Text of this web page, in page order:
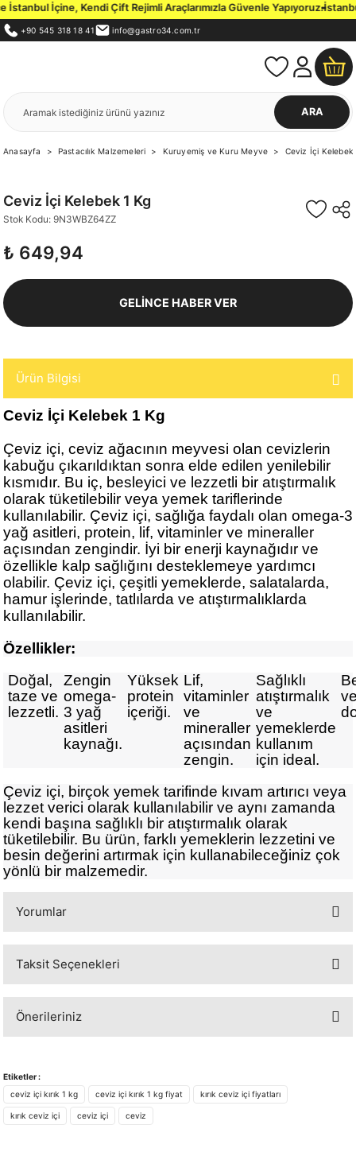
İçine, Kendi Çift Rejimli Araçlarımızla Güvenle Yapıyoruz.İstanbul
+90 545 318 18 41 info@gastro34.com.tr
ARA
Anasayfa Pastacılık Malzemeleri Kuruyemiş ve Kuru Meyve Ceviz İçi Kelebek
Ceviz İçi Kelebek 1 Kg
Stok Kodu: 9N3WBZ64ZZ
₺ 649,94
GELİNCE HABER VER
Ürün Bilgisi
Ceviz İçi Kelebek 1 Kg
Çeviz içi, ceviz ağacının meyvesi olan cevizlerin
kabuğu çıkarıldıktan sonra elde edilen yenilebilir
kısmıdır. Bu iç, besleyici ve lezzetli bir atıştırmalık
olarak tüketilebilir veya yemek tariflerinde
kullanılabilir. Çeviz içi, sağlığa faydalı olan omega-3
yağ asitleri, protein, lif, vitaminler ve mineraller
açısından zengindir. İyi bir enerji kaynağıdır ve
özellikle kalp sağlığını desteklemeye yardımcı
olabilir. Çeviz içi, çeşitli yemeklerde, salatalarda,
hamur işlerinde, tatlılarda ve atıştırmalıklarda
kullanılabilir.
Özellikler:
Doğal,
taze ve
lezzetli.
Zengin
omega-
3 yağ
asitleri
kaynağı.
Yüksek
protein
içeriği.
Lif,
vitaminler
ve
mineraller
açısından
zengin.
Sağlıklı
atıştırmalık
ve
yemeklerde
kullanım
için ideal.
Çeviz içi, birçok yemek tarifinde kıvam artırıcı veya
lezzet verici olarak kullanılabilir ve aynı zamanda
kendi başına sağlıklı bir atıştırmalık olarak
tüketilebilir. Bu ürün, farklı yemeklerin lezzetini ve
besin değerini artırmak için kullanabileceğiniz çok
yönlü bir malzemedir.
Yorumlar
Taksit Seçenekleri
Önerileriniz
iletebilirsiniz.
Görüş ve önerileriniz için teşekkür ederiz.
Etiketler :
ceviz içi kırık 1 kg
ceviz içi kırık 1 kg fiyat kırık ceviz içi fiyatları
kırık ceviz içi ceviz içi ceviz